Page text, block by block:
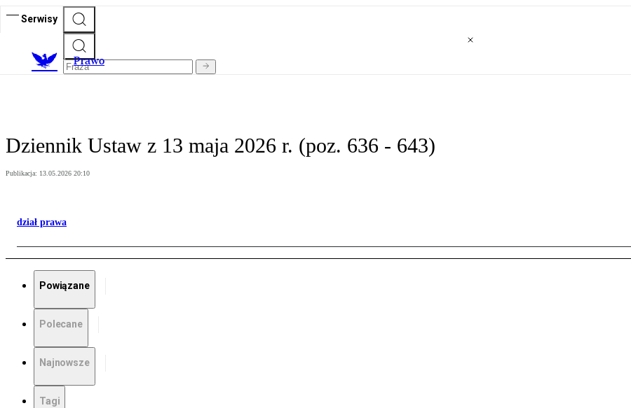
Serwisy
Prawo
Dziennik Ustaw z 13 maja 2026 r. (poz. 636 - 643)
Publikacja: 13.05.2026 20:10
dział prawa
Powiązane
Polecane
Najnowsze
Tagi